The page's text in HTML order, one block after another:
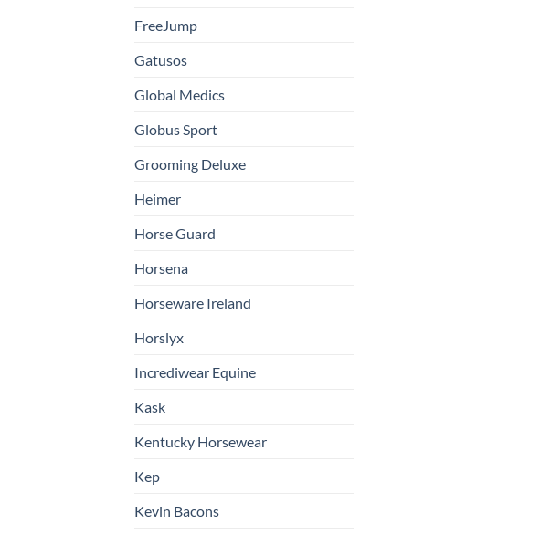
FreeJump
Gatusos
Global Medics
Globus Sport
Grooming Deluxe
Heimer
Horse Guard
Horsena
Horseware Ireland
Horslyx
Incrediwear Equine
Kask
Kentucky Horsewear
Kep
Kevin Bacons